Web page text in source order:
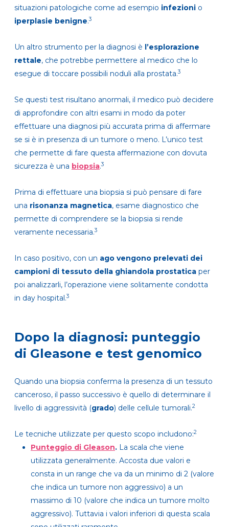
situazioni patologiche come ad esempio infezioni o
iperplasie benigne.3
Un altro strumento per la diagnosi è l’esplorazione
rettale, che potrebbe permettere al medico che lo
esegue di toccare possibili noduli alla prostata.3
Se questi test risultano anormali, il medico può decidere
di approfondire con altri esami in modo da poter
effettuare una diagnosi più accurata prima di affermare
se si è in presenza di un tumore o meno. L’unico test
che permette di fare questa affermazione con dovuta
sicurezza è una biopsia.3
Prima di effettuare una biopsia si può pensare di fare
una risonanza magnetica, esame diagnostico che
permette di comprendere se la biopsia si rende
veramente necessaria.3
In caso positivo, con un ago vengono prelevati dei
campioni di tessuto della ghiandola prostatica per
poi analizzarli, l’operazione viene solitamente condotta
in day hospital.3
Dopo la diagnosi: punteggio
di Gleasone e test genomico
Quando una biopsia conferma la presenza di un tessuto
canceroso, il passo successivo è quello di determinare il
livello di aggressività (grado) delle cellule tumorali.2
Le tecniche utilizzate per questo scopo includono:2
Punteggio di Gleason. La scala che viene
utilizzata generalmente. Accosta due valori e
consta in un range che va da un minimo di 2 (valore
che indica un tumore non aggressivo) a un
massimo di 10 (valore che indica un tumore molto
aggressivo). Tuttavia i valori inferiori di questa scala